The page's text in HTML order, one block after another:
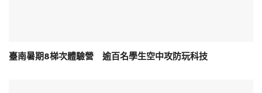
臺南暑期8梯次體驗營 逾百名學生空中攻防玩科技